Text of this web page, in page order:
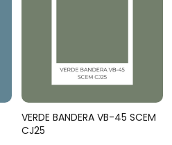
VERDE BANDERA VB-45 SCEM
CJ25